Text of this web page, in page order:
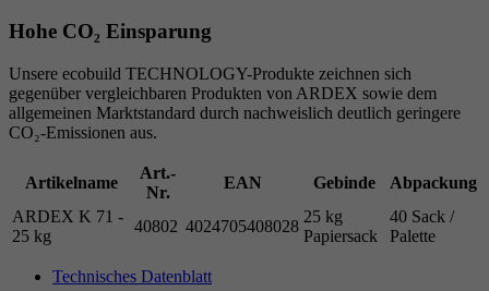
Hohe CO₂ Einsparung
Unsere ecobuild TECHNOLOGY-Produkte zeichnen sich
gegenüber vergleichbaren Produkten von ARDEX sowie dem
allgemeinen Marktstandard durch nachweislich deutlich geringere
CO₂-Emissionen aus.
Artikelname
Art.-
Nr.
EAN Gebinde
Abpackung
ARDEX K 71 -
25 kg
40802 4024705408028
25 kg
Papiersack
40 Sack /
Palette
Technisches Datenblatt